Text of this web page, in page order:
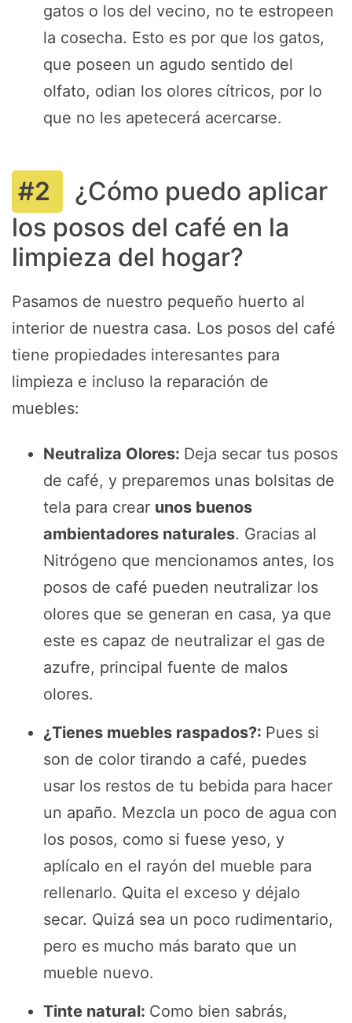
gatos o los del vecino, no te estropeen
la cosecha. Esto es por que los gatos,
que poseen un agudo sentido del
olfato, odian los olores cítricos, por lo
que no les apetecerá acercarse.
¿Cómo puedo aplicar
los posos del café en la
limpieza del hogar?
Pasamos de nuestro pequeño huerto al
interior de nuestra casa. Los posos del café
tiene propiedades interesantes para
limpieza e incluso la reparación de
muebles:
Neutraliza Olores: Deja secar tus posos
de café, y preparemos unas bolsitas de
tela para crear unos buenos
ambientadores naturales. Gracias al
Nitrógeno que mencionamos antes, los
posos de café pueden neutralizar los
olores que se generan en casa, ya que
este es capaz de neutralizar el gas de
azufre, principal fuente de malos
olores.
¿Tienes muebles raspados?: Pues si
son de color tirando a café, puedes
usar los restos de tu bebida para hacer
un apaño. Mezcla un poco de agua con
los posos, como si fuese yeso, y
aplícalo en el rayón del mueble para
rellenarlo. Quita el exceso y déjalo
secar. Quizá sea un poco rudimentario,
pero es mucho más barato que un
mueble nuevo.
Tinte natural: Como bien sabrás,